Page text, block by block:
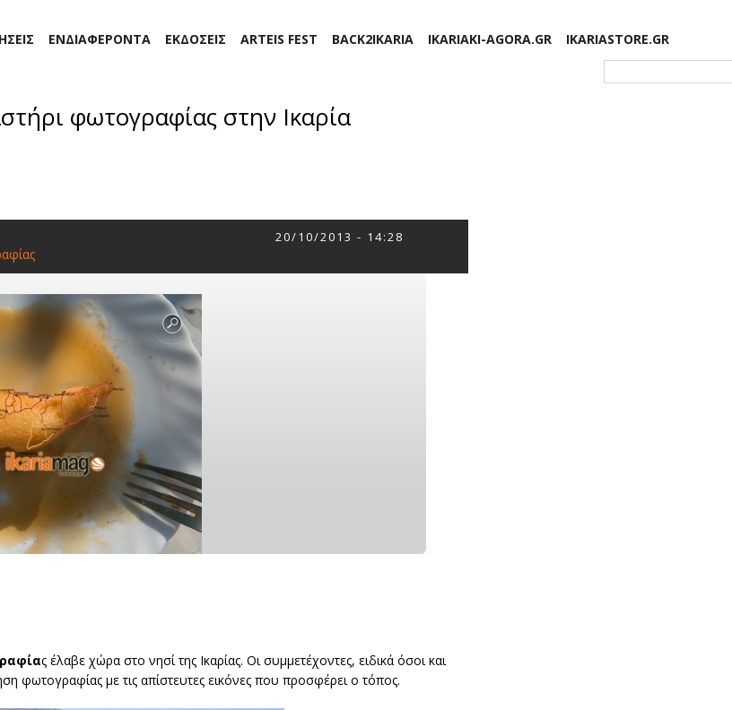
ΕΝΔΙΑΦΕΡΟΝΤΑ ΕΚΔΟΣΕΙΣ ARTEIS FEST BACK2IKARIA IKARIAKI-AGORA.GR
IKARIASTORE.GR
φωτογραφίας στην Ικαρία
20/10/2013 - 14:28
ς έλαβε χώρα στο νησί της Ικαρίας. Οι συμμετέχοντες, ειδικά όσοι και
φωτογραφίας με τις απίστευτες εικόνες που προσφέρει ο τόπος.